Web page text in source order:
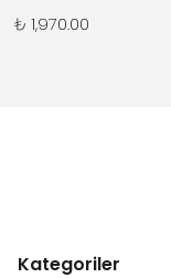
₺ 1,970.00
Kategoriler